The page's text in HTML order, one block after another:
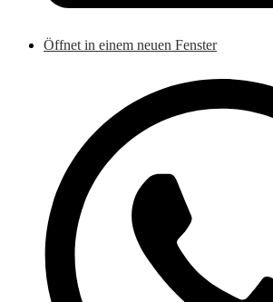
Öffnet in einem neuen Fenster